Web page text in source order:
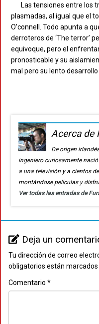
Las tensiones entre los
plasmadas, al igual que el
O’connell. Todo apunta a
derroteros de ‘The terror’
equivoque, pero el
pronosticable y su
mal pero su lento
Acerca de
De origen
ingeniero curiosamente
a una televisión y a cientos
montándose películas y
Ver todas las entradas de
Deja un
Tu dirección de correo
obligatorios están marcados
Comentario *